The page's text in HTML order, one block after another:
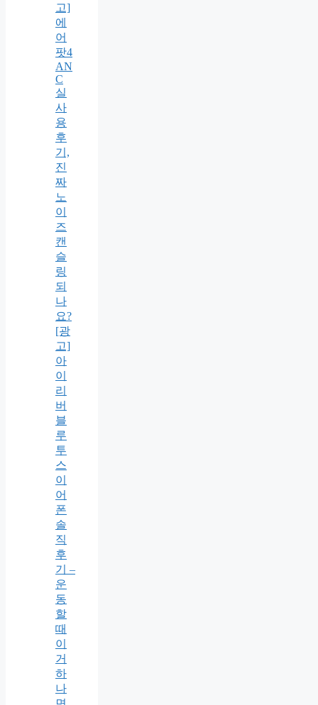
고]
에
어
팟4
AN
C
실
사
용
후
기,
진
짜
노
이
즈
캔
슬
링
되
나
요?
[광
고]
아
이
리
버
블
루
투
스
이
어
폰
솔
직
후
기 –
운
동
할
때
이
거
하
나